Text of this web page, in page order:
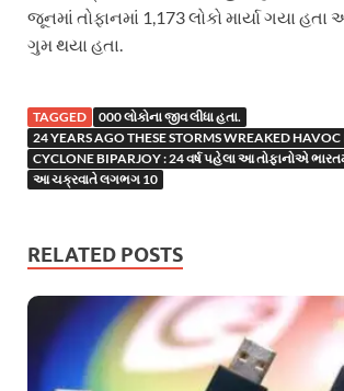
જૂનમાં તોફાનમાં 1,173 લોકો માર્યા ગયા હતા
ગુમ થયા હતા.
TAGGED
000 લોકોના જીવ લીધા હતા.
24 YEARS AGO THESE STORMS WREAKED
CYCLONE BIPARJOY : 24 વર્ષ પહેલા આ તોફાનોએ
આ ચક્રવાતે લગભગ 10
RELATED POSTS